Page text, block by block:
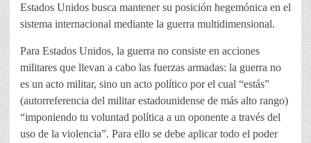
Estados Unidos busca mantener su posición hegemónica en el
sistema internacional mediante la guerra multidimensional.
Para Estados Unidos, la guerra no consiste en acciones
militares que llevan a cabo las fuerzas armadas: la guerra no
es un acto militar, sino un acto político por el cual “estás”
(autorreferencia del militar estadounidense de más alto rango)
“imponiendo tu voluntad política a un oponente a través del
uso de la violencia”. Para ello se debe aplicar todo el poder